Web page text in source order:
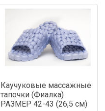
Каучуковые массажные
тапочки (Фиалка)
РАЗМЕР 42-43 (26,5 см)